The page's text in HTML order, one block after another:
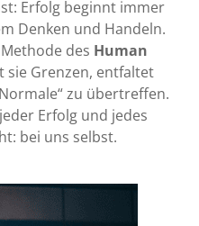
Erfolg beginnt immer
Denken und Handeln.
des Human
Grenzen, entfaltet
zu übertreffen.
Erfolg und jedes
bei uns selbst.